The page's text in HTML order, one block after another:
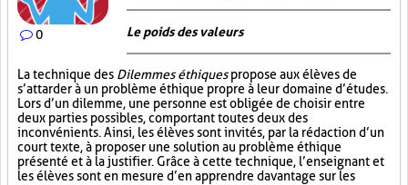
0 Le poids des valeurs
La technique des Dilemmes éthiquespropose aux élèves de
s’attarder à un problème éthique propre à leur domaine d’études.
Lors d’un dilemme, une personne est obligée de choisir entre
deux parties possibles, comportant toutes deux des
inconvénients. Ainsi, les élèves sont invités, par la rédaction d’un
court texte, à proposer une solution au problème éthique
présenté et à la justifier. Grâce à cette technique, l’enseignant et
les élèves sont en mesure d’en apprendre davantage sur les